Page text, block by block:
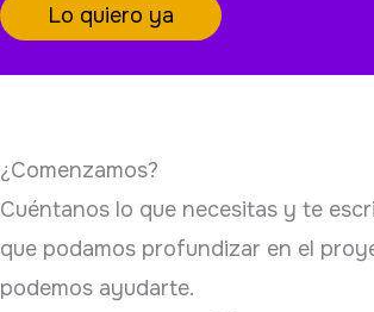
Lo quiero ya
¿Comenzamos?
Cuéntanos lo que necesitas y te
que podamos profundizar en el
podemos ayudarte.